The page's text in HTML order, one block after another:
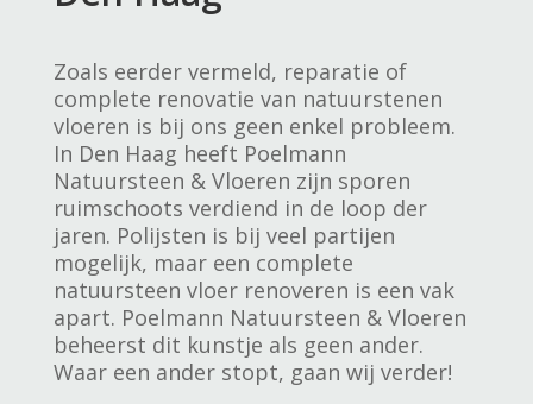
Zoals eerder vermeld, reparatie of
complete renovatie van natuurstenen
vloeren is bij ons geen enkel probleem.
In Den Haag heeft Poelmann
Natuursteen & Vloeren zijn sporen
ruimschoots verdiend in de loop der
jaren. Polijsten is bij veel partijen
mogelijk, maar een complete
natuursteen vloer renoveren is een vak
apart. Poelmann Natuursteen & Vloeren
beheerst dit kunstje als geen ander.
Waar een ander stopt, gaan wij verder!